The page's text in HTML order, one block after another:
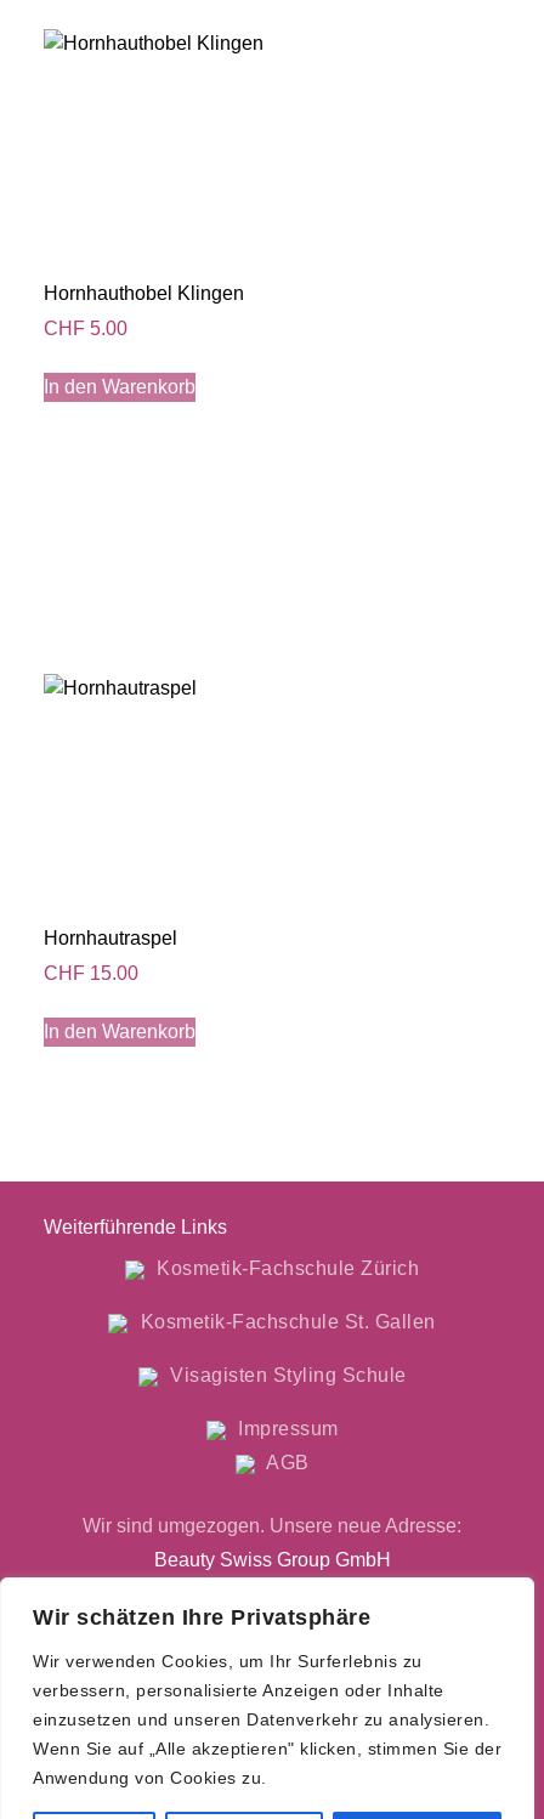
Wir schätzen Ihre Privatsphäre
Wir verwenden Cookies, um Ihr Surferlebnis zu
verbessern, personalisierte Anzeigen oder Inhalte
einzusetzen und unseren Datenverkehr zu analysieren.
Wenn Sie auf „Alle akzeptieren" klicken, stimmen Sie der
Anwendung von Cookies zu.
Hornhauthobel Klingen
CHF 5.00
In den Warenkorb
Hornhautraspel
CHF 15.00
In den Warenkorb
Weiterführende Links
Kosmetik-Fachschule Zürich
Kosmetik-Fachschule St. Gallen
Visagisten Styling Schule
Impressum
AGB
Wir sind umgezogen. Unsere neue Adresse:
Beauty Swiss Group GmbH
6300 Zug
+41 (0)78 308 31 66
info@beauty-academy.ch
Parkplätze an allen